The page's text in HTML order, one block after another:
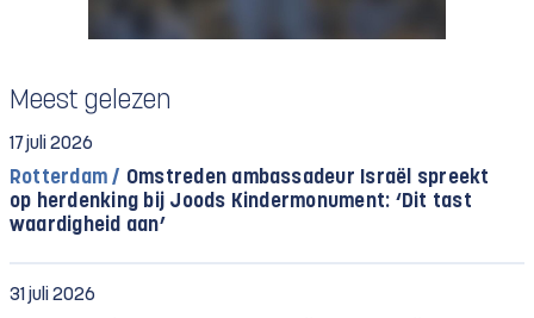
Meest gelezen
17 juli 2026
Rotterdam / Omstreden ambassadeur Israël spreekt
op herdenking bij Joods Kindermonument: ‘Dit tast
waardigheid aan’
31 juli 2026